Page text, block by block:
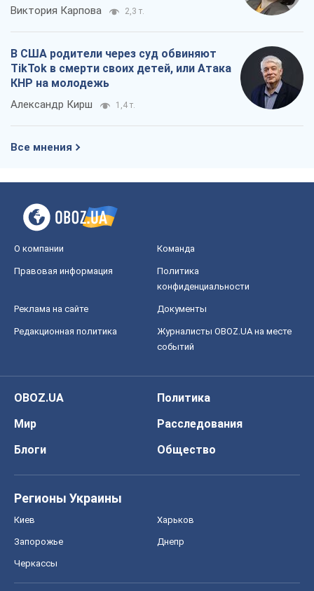
Виктория Карпова 2,3 т.
В США родители через суд обвиняют
TikTok в смерти своих детей, или Атака
КНР на молодежь
Александр Кирш 1,4 т.
Все мнения
О компании Команда
Правовая информация
Политика
конфиденциальности
Реклама на сайте Документы
Редакционная политика
Журналисты OBOZ.UA на месте
событий
OBOZ.UA
Политика
Мир
Расследования
Блоги
Общество
Регионы Украины
Киев Харьков
Запорожье Днепр
Черкассы